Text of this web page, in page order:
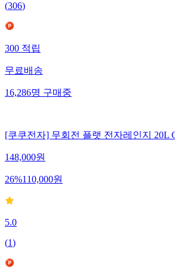
(306)
300 적립
무료배송
16,286명 구매중
[쿠쿠전자] 무회전 플랫 전자레인지 20L
148,000원
26%110,000원
5.0
(1)